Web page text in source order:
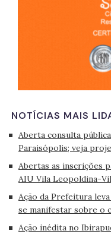
NOTÍCIAS MAIS
Aberta consulta
Paraisópolis; veja
Abertas as inscrições
AIU Vila Leopoldina-
Ação da Prefeitura
se manifestar sobre o
Ação inédita no